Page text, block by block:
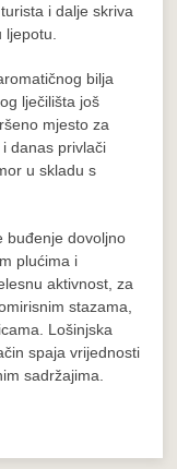
i dalje skriva
bilja
lječilišta još
mjesto za
danas privlači
u skladu s
buđenje dovoljno
plućima i
aktivnost, za
stazama,
Lošinjska
spaja vrijednosti
sadržajima.